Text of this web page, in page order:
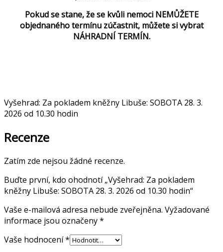
Pokud se stane, že se kvůli nemoci NEMŮŽETE
objednaného termínu zúčastnit, můžete si vybrat
NÁHRADNÍ TERMÍN.
Vyšehrad: Za pokladem kněžny Libuše: SOBOTA 28. 3.
2026 od 10.30 hodin
Recenze
Zatím zde nejsou žádné recenze.
Buďte první, kdo ohodnotí „Vyšehrad: Za pokladem
kněžny Libuše: SOBOTA 28. 3. 2026 od 10.30 hodin“
Vaše e-mailová adresa nebude zveřejněna. Vyžadované
informace jsou označeny*
Vaše hodnocení*